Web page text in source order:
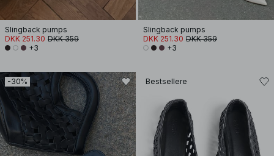
Slingback pumps
DKK 251.30 DKK 359
+3
Slingback pumps
DKK 251.30 DKK 359
+3
-30% Bestsellere